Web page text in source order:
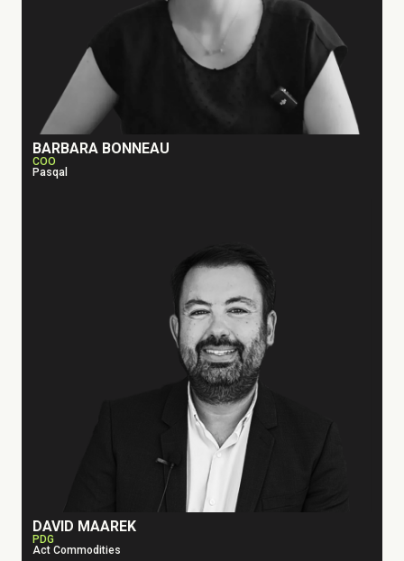
BARBARA BONNEAU
COO
Pasqal
DAVID MAAREK
PDG
Act Commodities